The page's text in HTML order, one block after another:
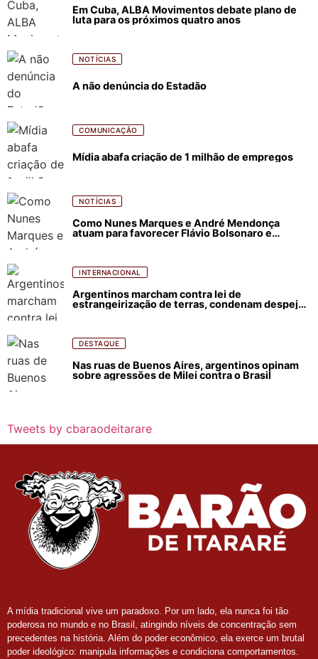
Em Cuba, ALBA Movimentos debate plano de
luta para os próximos quatro anos
NOTÍCIAS
A não denúncia do Estadão
COMUNICAÇÃO
Mídia abafa criação de 1 milhão de empregos
NOTÍCIAS
Como Nunes Marques e André Mendonça
atuam para favorecer Flávio Bolsonaro e
INTERNACIONAL
Argentinos marcham contra lei de
estrangeirização de terras, condenam despejos
DESTAQUE
Nas ruas de Buenos Aires, argentinos opinam
sobre agressões de Milei contra o Brasil
Tweets by cbaraodeitarare
A mídia tradicional vive um paradoxo. Por um lado, ela nunca foi tão
poderosa no mundo e no Brasil, atingindo níveis de concentração sem
precedentes na história. Além do poder econômico, ela exerce um brutal
poder ideológico: manipula informações e condiciona comportamentos.